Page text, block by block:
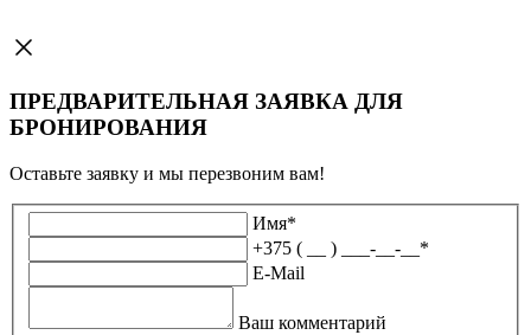
ПРЕДВАРИТЕЛЬНАЯ ЗАЯВКА ДЛЯ
БРОНИРОВАНИЯ
Оставьте заявку и мы перезвоним вам!
Имя*
+375 ( __ ) ___-__-__ *
E-Mail
Ваш комментарий